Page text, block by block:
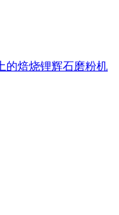
的焙烧锂辉石磨粉机